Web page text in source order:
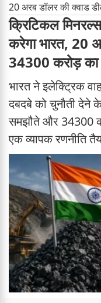
20 अरब डॉलर की क्वाड
क्रिटिकल
करेगा भारत, 20
34300 करोड़
भारत ने इलेक्ट्रिक
दबदबे को चुनौती देने
समझौते और 34300
एक व्यापक रणनीति